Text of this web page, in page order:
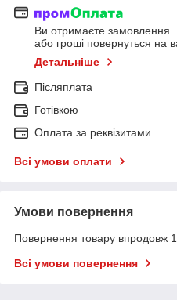
Ви отримаєте замовлення
або гроші повернуться на
Детальніше
Післяплата
Готівкою
Оплата за реквізитами
Всі умови оплати
Умови повернення
Повернення товару впродовж
Всі умови повернення